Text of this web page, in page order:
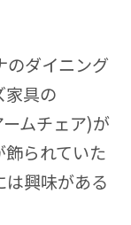
のダイニング
家具の
ムチェア)が
られていた
は興味がある